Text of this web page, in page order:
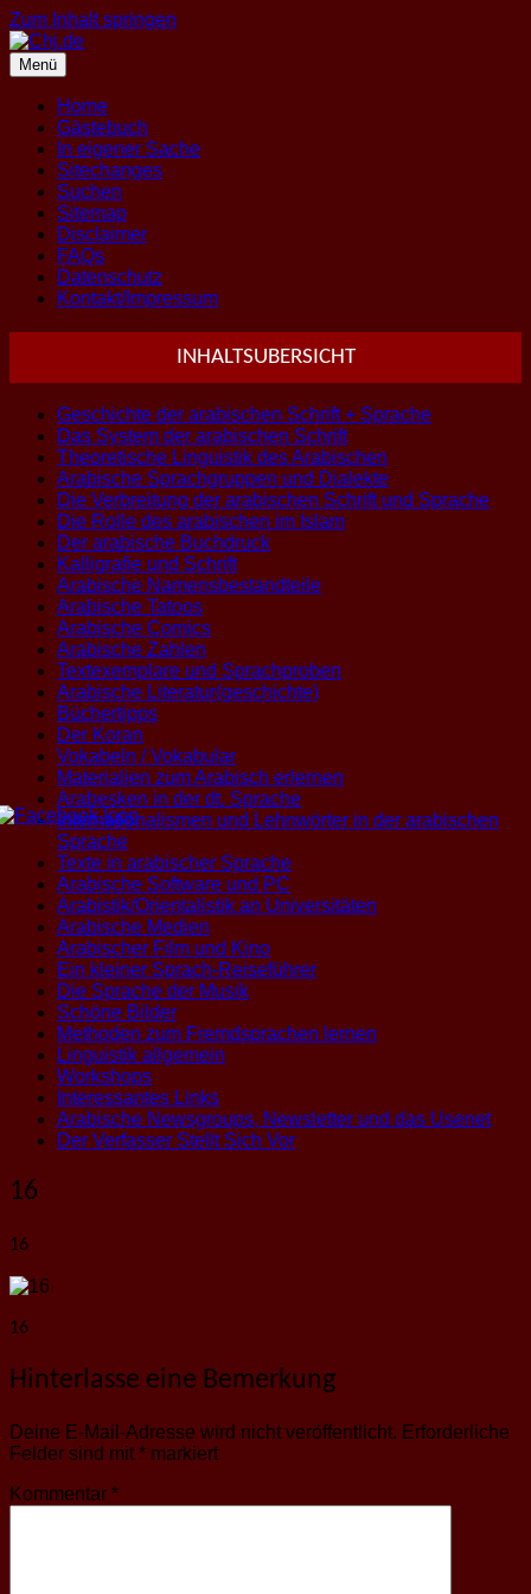
Zum Inhalt springen
Menü
Home
Gästebuch
In eigener Sache
Sitechanges
Suchen
Sitemap
Disclaimer
FAQs
Datenschutz
Kontakt/Impressum
INHALTSUBERSICHT
Geschichte der arabischen Schrift + Sprache
Das System der arabischen Schrift
Theoretische Linguistik des Arabischen
Arabische Sprachgruppen und Dialekte
Die Verbreitung der arabischen Schrift und Sprache
Die Rolle des arabischen im Islam
Der arabische Buchdruck
Kalligrafie und Schrift
Arabische Namensbestandteile
Arabische Tatoos
Arabische Comics
Arabische Zahlen
Textexemplare und Sprachproben
Arabische Literatur(geschichte)
Büchertipps
Der Koran
Vokabeln / Vokabular
Materialien zum Arabisch erlernen
Arabesken in der dt. Sprache
Internationalismen und Lehnwörter in der arabischen
Sprache
Texte in arabischer Sprache
Arabische Software und PC
Arabistik/Orientalistik an Universitäten
Arabische Medien
Arabischer Film und Kino
Ein kleiner Sprach-Reiseführer
Die Sprache der Musik
Schöne Bilder
Methoden zum Fremdsprachen lernen
Linguistik allgemein
Workshops
Interessantes Links
Arabische Newsgroups, Newsletter und das Usenet
Der Verfasser Stellt Sich Vor
16
16
16
Hinterlasse eine Bemerkung
Deine E-Mail-Adresse wird nicht veröffentlicht. Erforderliche
Felder sind mit * markiert
Kommentar *